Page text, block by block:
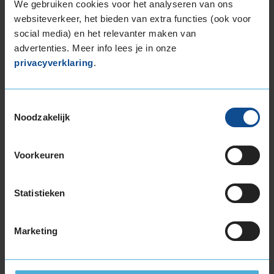
We gebruiken cookies voor het analyseren van ons
websiteverkeer, het bieden van extra functies (ook voor
social media) en het relevanter maken van
advertenties. Meer info lees je in onze
privacyverklaring.
Noodzakelijk
Voorkeuren
Statistieken
Marketing
Auto MAZDA CX30 2.0 SKYACTIV-X M Hybrid SUV 4-
cil. J 179pk
Kilometer per jaar
8,0 Algemeen
8,0
Datum beoordeling
Kilometer per jaar
10,0